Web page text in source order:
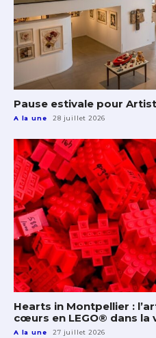
Pause estivale pour
A la une 28 juillet 2026
Hearts in Montpellier :
cœurs en LEGO® dans la
A la une 27 juillet 2026